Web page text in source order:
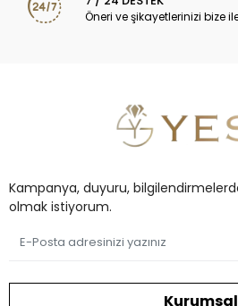
Öneri ve şikayetlerinizi bize
Kampanya, duyuru,
olmak istiyorum.
Kurumsal